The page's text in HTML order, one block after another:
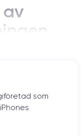
iPhone 12 och
iPhone,
officiellt förrän den 23
som